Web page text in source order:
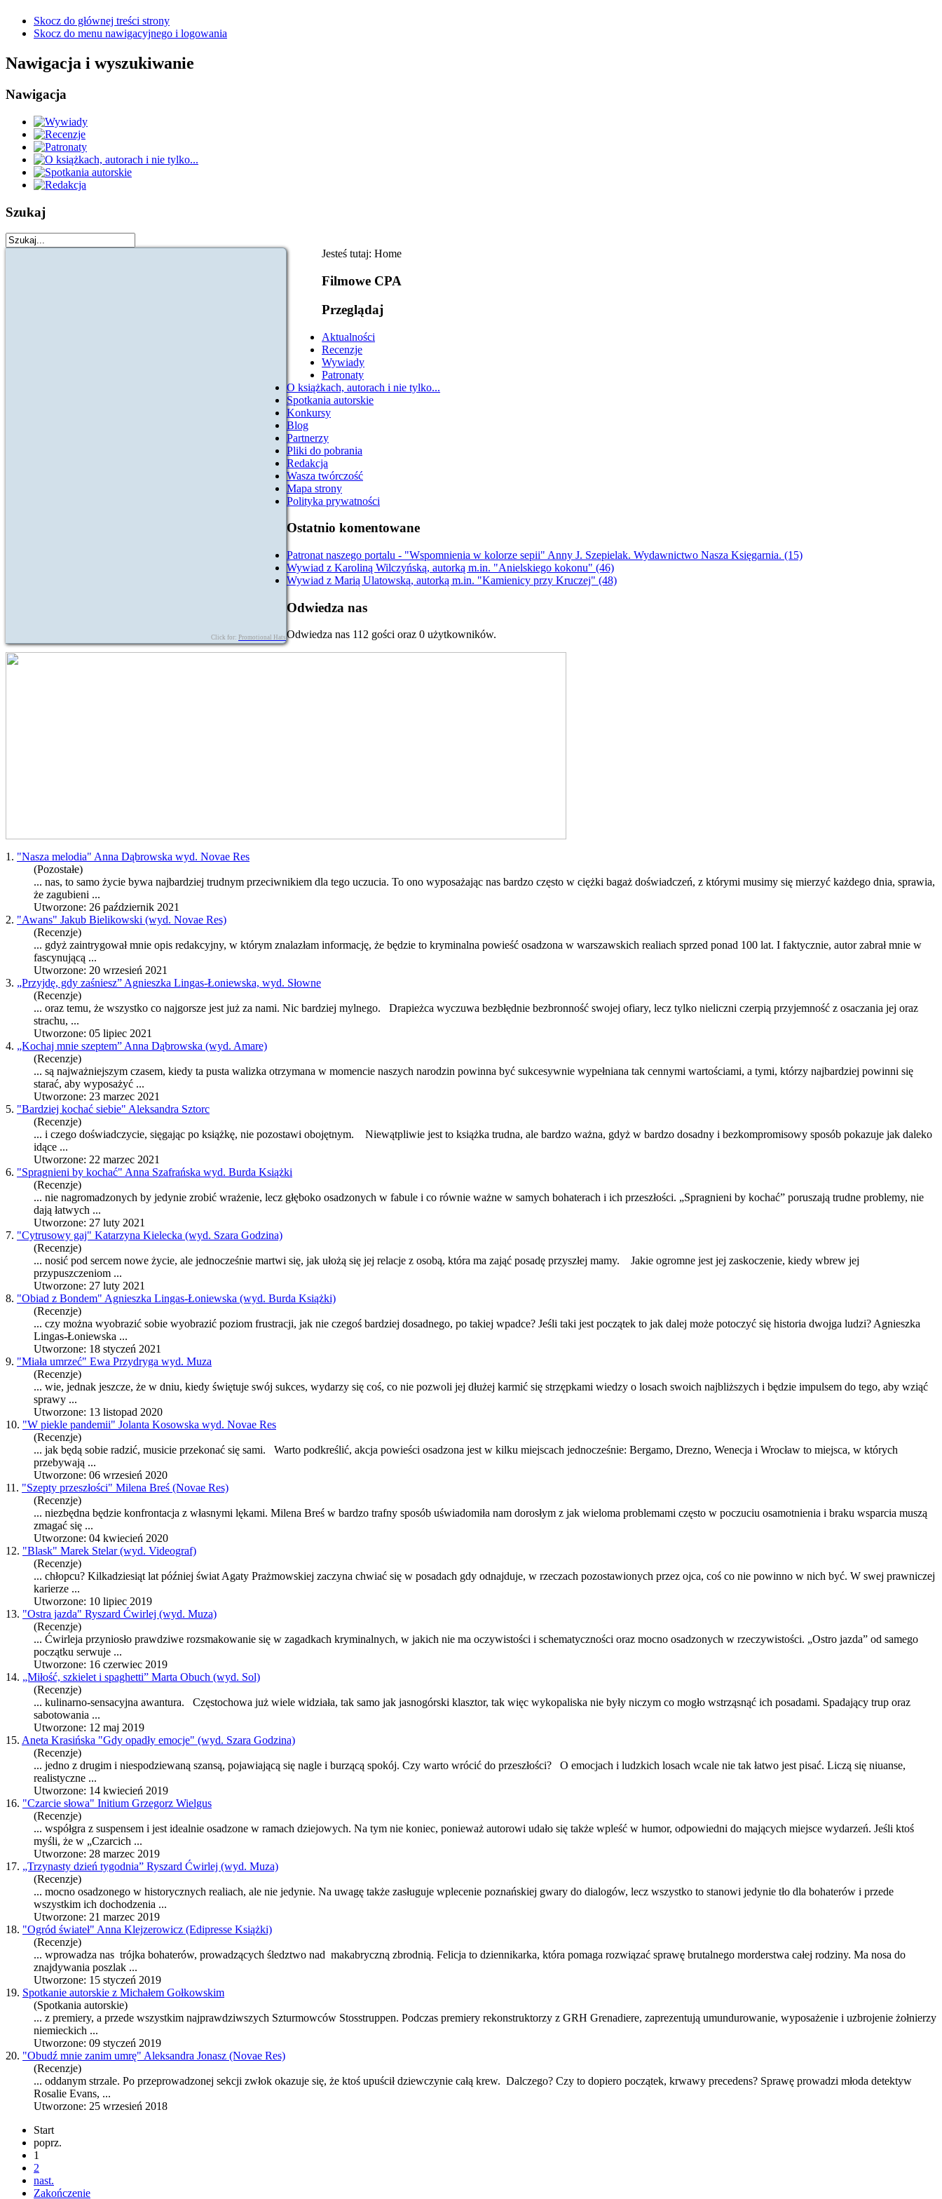
Skocz do głównej treści strony
Skocz do menu nawigacyjnego i logowania
Nawigacja i wyszukiwanie
Nawigacja
Szukaj
Click for: Promotional Hats
Jesteś tutaj: Home
Filmowe CPA
Przeglądaj
Aktualności
Recenzje
Wywiady
Patronaty
O książkach, autorach i nie tylko...
Spotkania autorskie
Konkursy
Blog
Partnerzy
Pliki do pobrania
Redakcja
Wasza twórczość
Mapa strony
Polityka prywatności
Ostatnio komentowane
Patronat naszego portalu - "Wspomnienia w kolorze sepii" Anny J. Szepielak. Wydawnictwo Nasza Księgarnia. (15)
Wywiad z Karoliną Wilczyńską, autorką m.in. "Anielskiego kokonu" (46)
Wywiad z Marią Ulatowską, autorką m.in. "Kamienicy przy Kruczej" (48)
Odwiedza nas
Odwiedza nas 112 gości oraz 0 użytkowników.
1. "Nasza melodia" Anna Dąbrowska wyd. Novae Res
(Pozostałe)
... nas, to samo życie bywa najbardziej trudnym przeciwnikiem dla tego uczucia. To ono wyposażając nas bardzo często w ciężki bagaż doświadczeń, z którymi musimy się mierzyć każdego dnia, sprawia,
że zagubieni ...
Utworzone: 26 październik 2021
2. "Awans" Jakub Bielikowski (wyd. Novae Res)
(Recenzje)
... gdyż zaintrygował mnie opis redakcyjny, w którym znalazłam informację, że będzie to kryminalna powieść osadzona w warszawskich realiach sprzed ponad 100 lat. I faktycznie, autor zabrał mnie w
fascynującą ...
Utworzone: 20 wrzesień 2021
3. „Przyjdę, gdy zaśniesz” Agnieszka Lingas-Łoniewska, wyd. Słowne
(Recenzje)
... oraz temu, że wszystko co najgorsze jest już za nami. Nic bardziej mylnego. Drapieżca wyczuwa bezbłędnie bezbronność swojej ofiary, lecz tylko nieliczni czerpią przyjemność z osaczania jej oraz
strachu, ...
Utworzone: 05 lipiec 2021
4. „Kochaj mnie szeptem” Anna Dąbrowska (wyd. Amare)
(Recenzje)
... są najważniejszym czasem, kiedy ta pusta walizka otrzymana w momencie naszych narodzin powinna być sukcesywnie wypełniana tak cennymi wartościami, a tymi, którzy najbardziej powinni się
starać, aby wyposażyć ...
Utworzone: 23 marzec 2021
5. "Bardziej kochać siebie" Aleksandra Sztorc
(Recenzje)
... i czego doświadczycie, sięgając po książkę, nie pozostawi obojętnym. Niewątpliwie jest to książka trudna, ale bardzo ważna, gdyż w bardzo dosadny i bezkompromisowy sposób pokazuje jak daleko
idące ...
Utworzone: 22 marzec 2021
6. "Spragnieni by kochać" Anna Szafrańska wyd. Burda Książki
(Recenzje)
... nie nagromadzonych by jedynie zrobić wrażenie, lecz głęboko osadzonych w fabule i co równie ważne w samych bohaterach i ich przeszłości. „Spragnieni by kochać” poruszają trudne problemy, nie
dają łatwych ...
Utworzone: 27 luty 2021
7. "Cytrusowy gaj" Katarzyna Kielecka (wyd. Szara Godzina)
(Recenzje)
... nosić pod sercem nowe życie, ale jednocześnie martwi się, jak ułożą się jej relacje z osobą, która ma zająć posadę przyszłej mamy. Jakie ogromne jest jej zaskoczenie, kiedy wbrew jej
przypuszczeniom ...
Utworzone: 27 luty 2021
8. "Obiad z Bondem" Agnieszka Lingas-Łoniewska (wyd. Burda Książki)
(Recenzje)
... czy można wyobrazić sobie wyobrazić poziom frustracji, jak nie czegoś bardziej dosadnego, po takiej wpadce? Jeśli taki jest początek to jak dalej może potoczyć się historia dwojga ludzi? Agnieszka
Lingas-Łoniewska ...
Utworzone: 18 styczeń 2021
9. "Miała umrzeć" Ewa Przydryga wyd. Muza
(Recenzje)
... wie, jednak jeszcze, że w dniu, kiedy świętuje swój sukces, wydarzy się coś, co nie pozwoli jej dłużej karmić się strzępkami wiedzy o losach swoich najbliższych i będzie impulsem do tego, aby wziąć
sprawy ...
Utworzone: 13 listopad 2020
10. "W piekle pandemii" Jolanta Kosowska wyd. Novae Res
(Recenzje)
... jak będą sobie radzić, musicie przekonać się sami. Warto podkreślić, akcja powieści osadzona jest w kilku miejscach jednocześnie: Bergamo, Drezno, Wenecja i Wrocław to miejsca, w których
przebywają ...
Utworzone: 06 wrzesień 2020
11. "Szepty przeszłości" Milena Breś (Novae Res)
(Recenzje)
... niezbędna będzie konfrontacja z własnymi lękami. Milena Breś w bardzo trafny sposób uświadomiła nam dorosłym z jak wieloma problemami często w poczuciu osamotnienia i braku wsparcia muszą
zmagać się ...
Utworzone: 04 kwiecień 2020
12. "Blask" Marek Stelar (wyd. Videograf)
(Recenzje)
... chłopcu? Kilkadziesiąt lat później świat Agaty Prażmowskiej zaczyna chwiać się w posadach gdy odnajduje, w rzeczach pozostawionych przez ojca, coś co nie powinno w nich być. W swej prawniczej
karierze ...
Utworzone: 10 lipiec 2019
13. "Ostra jazda" Ryszard Ćwirlej (wyd. Muza)
(Recenzje)
... Ćwirleja przyniosło prawdziwe rozsmakowanie się w zagadkach kryminalnych, w jakich nie ma oczywistości i schematyczności oraz mocno osadzonych w rzeczywistości. „Ostro jazda” od samego
początku serwuje ...
Utworzone: 16 czerwiec 2019
14. „Miłość, szkielet i spaghetti” Marta Obuch (wyd. Sol)
(Recenzje)
... kulinarno-sensacyjna awantura. Częstochowa już wiele widziała, tak samo jak jasnogórski klasztor, tak więc wykopaliska nie były niczym co mogło wstrząsnąć ich posadami. Spadający trup oraz
sabotowania ...
Utworzone: 12 maj 2019
15. Aneta Krasińska "Gdy opadły emocje" (wyd. Szara Godzina)
(Recenzje)
... jedno z drugim i niespodziewaną szansą, pojawiającą się nagle i burzącą spokój. Czy warto wrócić do przeszłości? O emocjach i ludzkich losach wcale nie tak łatwo jest pisać. Liczą się niuanse,
realistyczne ...
Utworzone: 14 kwiecień 2019
16. "Czarcie słowa" Initium Grzegorz Wielgus
(Recenzje)
... współgra z suspensem i jest idealnie osadzone w ramach dziejowych. Na tym nie koniec, ponieważ autorowi udało się także wpleść w humor, odpowiedni do mających miejsce wydarzeń. Jeśli ktoś
myśli, że w „Czarcich ...
Utworzone: 28 marzec 2019
17. „Trzynasty dzień tygodnia” Ryszard Ćwirlej (wyd. Muza)
(Recenzje)
... mocno osadzonego w historycznych realiach, ale nie jedynie. Na uwagę także zasługuje wplecenie poznańskiej gwary do dialogów, lecz wszystko to stanowi jedynie tło dla bohaterów i przede
wszystkim ich dochodzenia ...
Utworzone: 21 marzec 2019
18. "Ogród świateł" Anna Klejzerowicz (Edipresse Książki)
(Recenzje)
... wprowadza nas trójka bohaterów, prowadzących śledztwo nad makabryczną zbrodnią. Felicja to dziennikarka, która pomaga rozwiązać sprawę brutalnego morderstwa całej rodziny. Ma nosa do
znajdywania poszlak ...
Utworzone: 15 styczeń 2019
19. Spotkanie autorskie z Michałem Gołkowskim
(Spotkania autorskie)
... z premiery, a przede wszystkim najprawdziwszych Szturmowców Stosstruppen. Podczas premiery rekonstruktorzy z GRH Grenadiere, zaprezentują umundurowanie, wyposażenie i uzbrojenie żołnierzy
niemieckich ...
Utworzone: 09 styczeń 2019
20. "Obudź mnie zanim umrę" Aleksandra Jonasz (Novae Res)
(Recenzje)
... oddanym strzale. Po przeprowadzonej sekcji zwłok okazuje się, że ktoś upuścił dziewczynie całą krew. Dalczego? Czy to dopiero początek, krwawy precedens? Sprawę prowadzi młoda detektyw
Rosalie Evans, ...
Utworzone: 25 wrzesień 2018
Start
poprz.
1
2
nast.
Zakończenie